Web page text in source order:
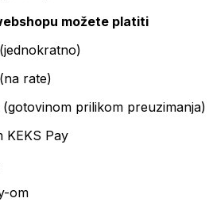
možete platiti
rate)
prilikom preuzimanja)
KEKS Pay
om